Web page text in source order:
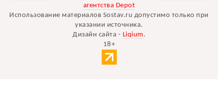
агентства Depot
Использование материалов Sostav.ru допустимо только при
указании источника.
Дизайн сайта - Liqium .
18+